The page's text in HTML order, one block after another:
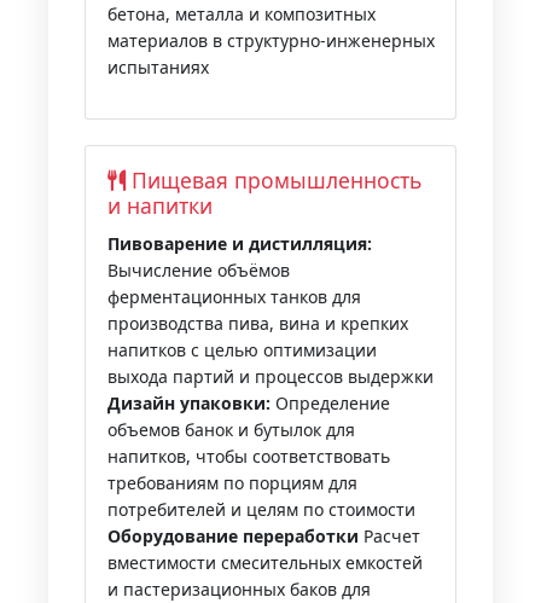
бетона, металла и композитных
материалов в структурно-инженерных
испытаниях
Пищевая промышленность
и напитки
Пивоварение и дистилляция:
Вычисление объёмов
ферментационных танков для
производства пива, вина и крепких
напитков с целью оптимизации
выхода партий и процессов выдержки
Дизайн упаковки: Определение
объемов банок и бутылок для
напитков, чтобы соответствовать
требованиям по порциям для
потребителей и целям по стоимости
Оборудование переработки Расчет
вместимости смесительных емкостей
и пастеризационных баков для